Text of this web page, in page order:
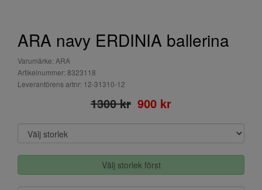
ARA navy ERDINIA ballerina
Varumärke: ARA
Artikelnummer: 8323118
Leverantörens artnr: 12-31310-12
1300 kr 900 kr
Välj storlek först